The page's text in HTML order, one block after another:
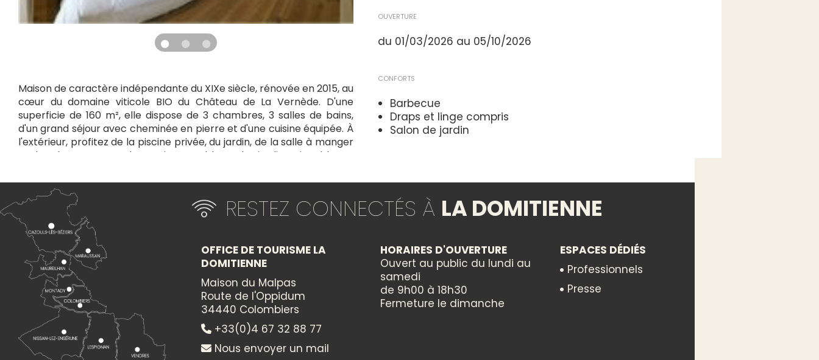
Maison de caractère indépendante du XIXe siècle, rénovée en 2015, au
cœur du domaine viticole BIO du Château de La Vernède. D'une
superficie de 160 m², elle dispose de 3 chambres, 3 salles de bains,
d'un grand séjour avec cheminée en pierre et d'une cuisine équipée. À
l'extérieur, profitez de la piscine privée, du jardin, de la salle à manger
et du salon sous pergola. Vue imprenable sur les jardins, vignobles et
calme et authentique.
Itinéraire vers
−
OUVERTURE
du 01/03/2026 au 05/10/2026
CONFORTS
Barbecue
Draps et linge compris
Salon de jardin
Piscine
Linge de maison fourni
MODES DE PAIEMENT
RESTEZ CONNECTÉS À LA DOMITIENNE
OFFICE DE TOURISME LA
DOMITIENNE
Maison du Malpas
Route de l'Oppidum
34440 Colombiers
+33(0)4 67 32 88 77
Nous envoyer un mail
HORAIRES D'OUVERTURE
Ouvert au public du lundi au
samedi
de 9h00 à 18h30
Fermeture le dimanche
ESPACES DÉDIÉS
Professionnels
Presse